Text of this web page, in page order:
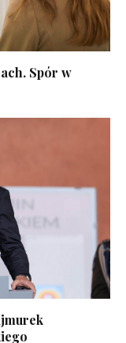
Spór w